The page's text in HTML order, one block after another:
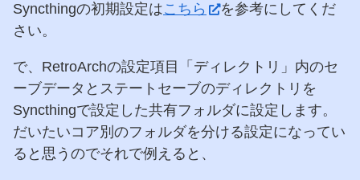
Syncthingの初期設定はこちら
を参考にしてくだ
さい。
で、RetroArchの設定項目「ディレクトリ」内のセ
ーブデータとステートセーブのディレクトリを
Syncthingで設定した共有フォルダに設定します。
だいたいコア別のフォルダを分ける設定になってい
ると思うのでそれで例えると、